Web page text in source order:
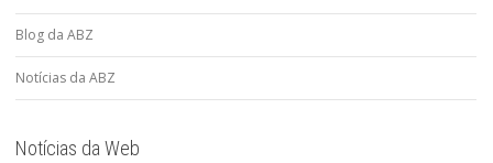
Blog da ABZ
Notícias da ABZ
Notícias da Web